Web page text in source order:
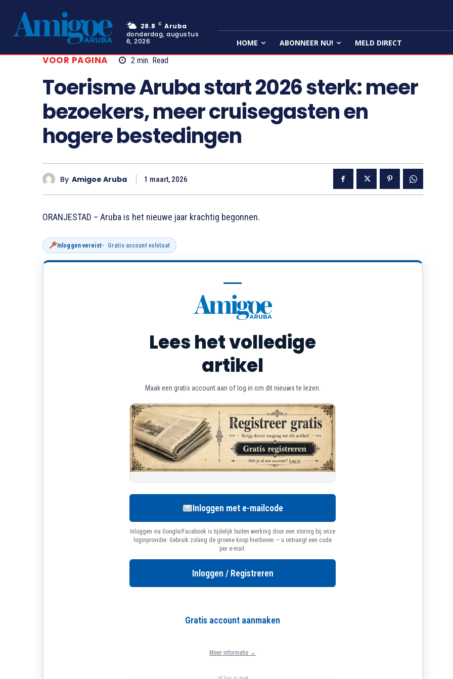
28.8 C Aruba
donderdag, augustus
6, 2026
HOME ABONNEER NU! MELD DIRECT
VOOR PAGINA 2 min. Read
Toerisme Aruba start 2026 sterk: meer
bezoekers, meer cruisegasten en
hogere bestedingen
By Amigoe Aruba 1 maart, 2026
ORANJESTAD – Aruba is het nieuwe jaar krachtig begonnen.
Inloggen vereist Gratis account volstaat
Lees het volledige
artikel
Maak een gratis account aan of log in om dit nieuws te lezen.
Inloggen met e-mailcode
Inloggen via Google/Facebook is tijdelijk buiten werking door een storing bij onze
loginprovider. Gebruik zolang de groene knop hierboven — u ontvangt een code
per e-mail.
Inloggen / Registreren
Gratis account aanmaken
Meer informatie →